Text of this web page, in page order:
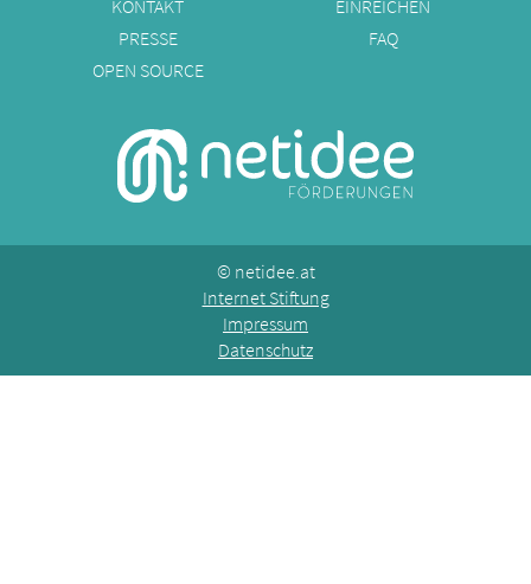
KONTAKT
PRESSE
OPEN SOURCE
EINREICHEN
FAQ
© netidee.at
Internet Stiftung
Impressum
Datenschutz